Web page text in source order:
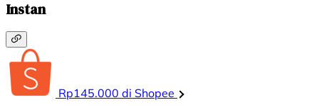
Instan
Rp145.000 di Shopee